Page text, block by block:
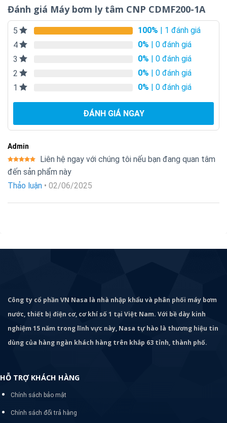
Đánh giá Máy bơm ly tâm CNP CDMF200-1A
5 100% | 1 đánh giá
4
0% | 0 đánh giá
3
0% | 0 đánh giá
2
0% | 0 đánh giá
1
0% | 0 đánh giá
ĐÁNH GIÁ NGAY
Admin
Được xếp
hạng
55
Liên hệ ngay với chúng tôi nếu bạn đang quan tâm
đến sản phẩm này
Thảo luận • 02/06/2025
Công ty cổ phần VN Nasa là nhà nhập khẩu và phân phối máy bơm
nước, thiết bị điện cơ, cơ khí số 1 tại Việt Nam. Với bề dày kinh
nghiệm 15 năm trong lĩnh vực này, Nasa tự hào là thương hiệu tin
dùng của hàng ngàn khách hàng trên khắp 63 tỉnh, thành phố.
HỖ TRỢ KHÁCH HÀNG
Chính sách bảo mật
Chính sách đổi trả hàng